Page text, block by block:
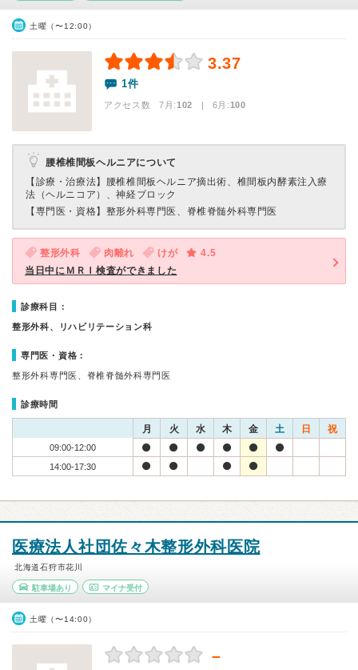
土曜（〜12:00）
3.37
1件
アクセス数 7月:102 | 6月:100
腰椎椎間板ヘルニアについて
【診療・治療法】
腰椎椎間板ヘルニア摘出術、椎間板内酵素注入療
法（ヘルニコア）、神経ブロック
【専門医・資格】 整形外科専門医、脊椎脊髄外科専門医
整形外科 肉離れ けが
4.5
当日中にＭＲＩ検査ができました
診療科目：
整形外科、リハビリテーション科
専門医・資格：
整形外科専門医、脊椎脊髄外科専門医
診療時間
月 火 水 木 金 土 日 祝
09:00-12:00
14:00-17:30
医療法人社団佐々木整形外科医院
北海道石狩市花川
駐車場あり マイナ受付
土曜（〜14:00）
－